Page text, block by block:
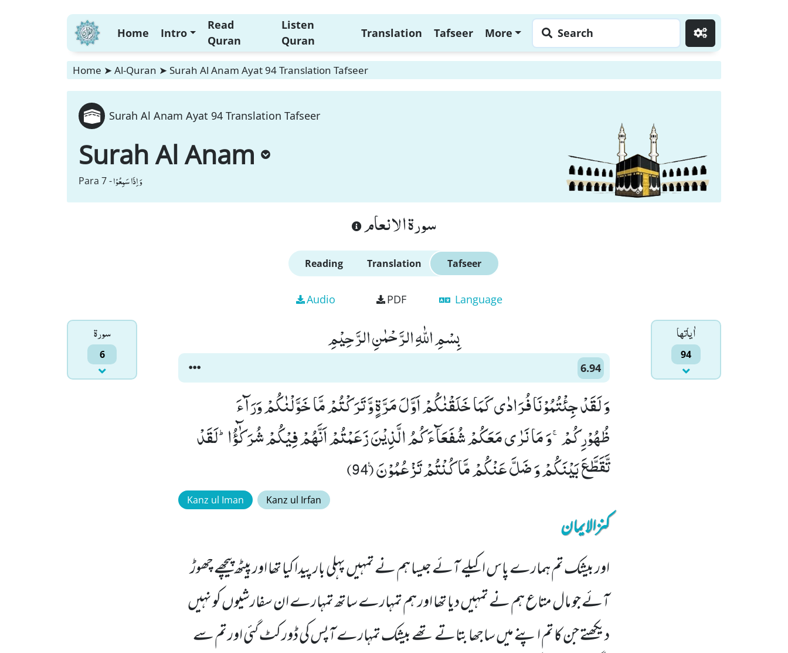
Home Intro
Read
Quran
Listen
Quran
Translation Tafseer More Search
Home ➤ Al-Quran ➤ Surah Al Anam Ayat 94 Translation Tafseer
Surah Al Anam Ayat 94 Translation Tafseer
Surah Al Anam
Para 7 -وَ اِذَا سَمِعُوْا
سورة الانعام
Reading Translation Tafseer
Audio PDF Language
سورۃ
6
اٰياتها
94
بِسْمِ اللّٰهِ الرَّحْمٰنِ الرَّحِیْمِ
6.94
وَ لَقَدْ جِئْتُمُوْنَا فُرَادٰى كَمَا خَلَقْنٰكُمْ اَوَّلَ مَرَّةٍ وَّ تَرَكْتُمْ مَّا خَوَّلْنٰكُمْ وَرَآءَ
ظُهُوْرِكُمْۚ-وَ مَا نَرٰى مَعَكُمْ شُفَعَآءَكُمُ الَّذِیْنَ زَعَمْتُمْ اَنَّهُمْ فِیْكُمْ شُرَكٰٓؤُاؕ-لَقَدْ
تَّقَطَّعَ بَیْنَكُمْ وَ ضَلَّ عَنْكُمْ مَّا كُنْتُمْ تَزْعُمُوْنَ۠ (94)
Kanz ul Iman Kanz ul Irfan
کنزالایمان
اور بیشک تم ہمارے پاس اکیلے آئے جیسا ہم نے تمہیں پہلی بار پیدا کیا تھا اور پیٹھ پیچھے چھوڑ
آئے جو مال متاع ہم نے تمہیں دیا تھا اور ہم تمہارے ساتھ تمہارے ان سفارشیوں کو نہیں
دیکھتے جن کا تم اپنے میں ساجھا بتاتے تھے بیشک تمہارے آپس کی ڈور کٹ گئی اور تم سے